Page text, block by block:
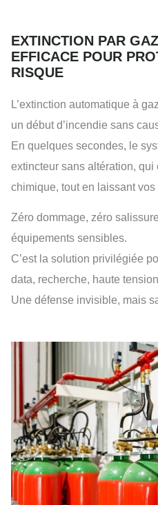
EXTINCTION PAR
EFFICACE POUR
RISQUE
L’extinction automatique à
un début d’incendie sans
En quelques secondes, le
extincteur sans altération,
chimique, tout en laissant
Zéro dommage, zéro
équipements sensibles.
C’est la solution privilégiée
data, recherche, haute
Une défense invisible, mais